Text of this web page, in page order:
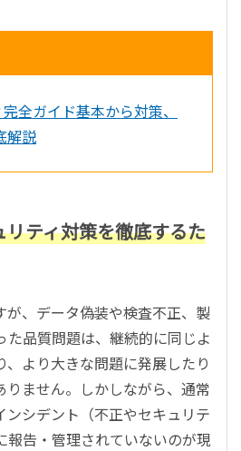
全ガイド基本から対策、
解説
リティ対策を徹底するた
が、データ偽装や検査不正、製
た品質問題は、継続的に同じよ
、より大きな問題に発展したり
りません。しかしながら、通常
ンシデント（不正やセキュリテ
報告・管理されていないのが現